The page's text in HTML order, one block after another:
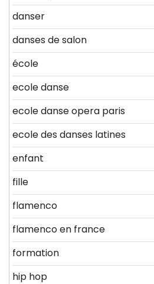
danser
danses de salon
école
ecole danse
ecole danse opera paris
ecole des danses latines
enfant
fille
flamenco
flamenco en france
formation
hip hop